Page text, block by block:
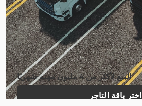
Fendt 939 Vario
Fendt 942 Vario
Fendt Former 14055 Pro
Fendt Former 351 Dn
Fendt Former 426 Dn
البيع لأكثر من 4 مليون مهتم شهريًا
اختر باقة التاجر